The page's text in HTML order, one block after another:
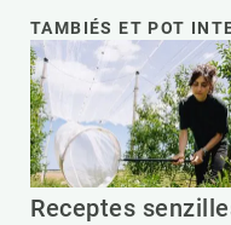
TAMBIÉS ET POT
Receptes